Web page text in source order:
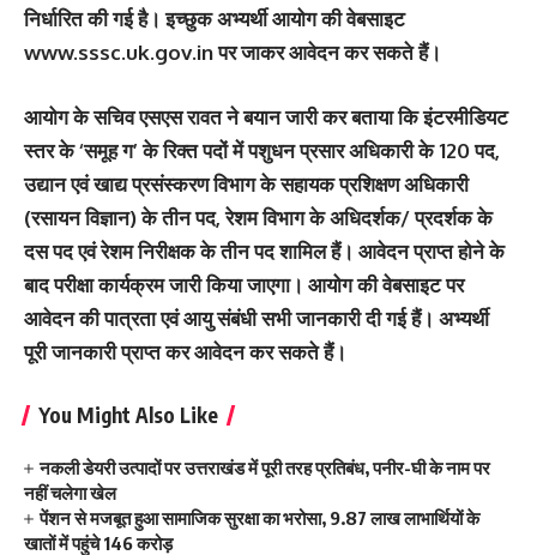
निर्धारित की गई है। इच्छुक अभ्यर्थी आयोग की वेबसाइट
www.sssc.uk.gov.in पर जाकर आवेदन कर सकते हैं।
आयोग के सचिव एसएस रावत ने बयान जारी कर बताया कि इंटरमीडियट
स्तर के ‘समूह ग’ के रिक्त पदों में पशुधन प्रसार अधिकारी के 120 पद,
उद्यान एवं खाद्य प्रसंस्करण विभाग के सहायक प्रशिक्षण अधिकारी
(रसायन विज्ञान) के तीन पद, रेशम विभाग के अधिदर्शक/ प्रदर्शक के
दस पद एवं रेशम निरीक्षक के तीन पद शामिल हैं। आवेदन प्राप्त होने के
बाद परीक्षा कार्यक्रम जारी किया जाएगा। आयोग की वेबसाइट पर
आवेदन की पात्रता एवं आयु संबंधी सभी जानकारी दी गई हैं। अभ्यर्थी
पूरी जानकारी प्राप्त कर आवेदन कर सकते हैं।
You Might Also Like
नकली डेयरी उत्पादों पर उत्तराखंड में पूरी तरह प्रतिबंध, पनीर-घी के नाम पर
नहीं चलेगा खेल
पेंशन से मजबूत हुआ सामाजिक सुरक्षा का भरोसा, 9.87 लाख लाभार्थियों के
खातों में पहुंचे 146 करोड़